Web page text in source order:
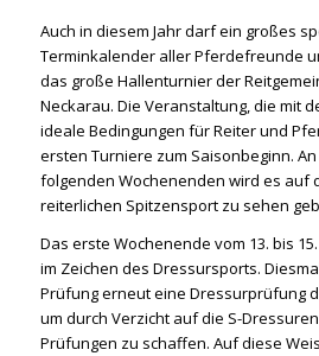
Auch in diesem Jahr darf ein großes
Terminkalender aller Pferdefreunde
das große Hallenturnier der
Neckarau. Die Veranstaltung, die mit
ideale Bedingungen für Reiter und
ersten Turniere zum Saisonbeginn.
folgenden Wochenenden wird es auf
reiterlichen Spitzensport zu sehen
Das erste Wochenende vom 13. bis
im Zeichen des Dressursports.
Prüfung erneut eine Dressurprüfung
um durch Verzicht auf die S-
Prüfungen zu schaffen. Auf diese